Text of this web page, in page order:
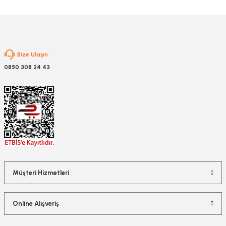
Bize Ulaşın :
0850 308 24 43
Müşteri Hizmetleri
Online Alışveriş